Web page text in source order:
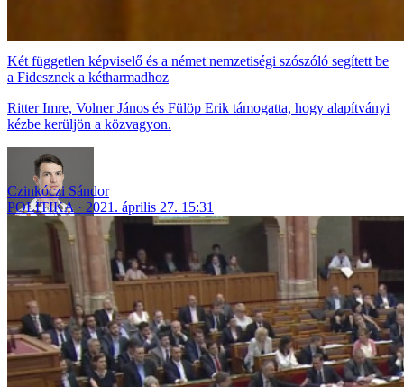
Két független képviselő és a német nemzetiségi szószóló segített be
a Fidesznek a kétharmadhoz
Ritter Imre, Volner János és Fülöp Erik támogatta, hogy alapítványi
kézbe kerüljön a közvagyon.
Czinkóczi Sándor
POLITIKA
2021. április 27. 15:31